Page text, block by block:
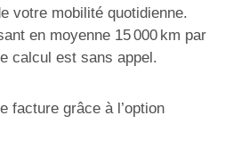
votre mobilité quotidienne.
en moyenne 15 000 km par
calcul est sans appel.
facture grâce à l’option